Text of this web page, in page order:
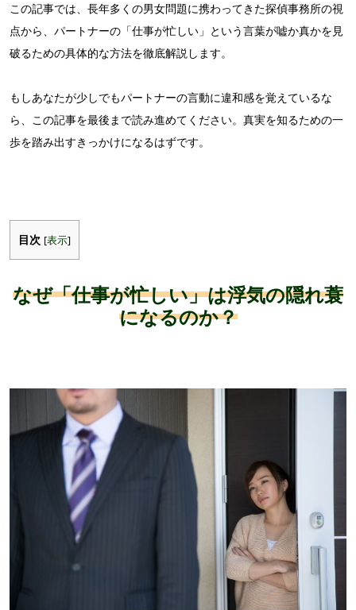
この記事では、長年多くの男女問題に携わってきた探偵事務所の視
点から、パートナーの「仕事が忙しい」という言葉が嘘か真かを見
破るための具体的な方法を徹底解説します。
もしあなたが少しでもパートナーの言動に違和感を覚えているな
ら、この記事を最後まで読み進めてください。真実を知るための一
歩を踏み出すきっかけになるはずです。
目次 [表示]
なぜ「仕事が忙しい」は浮気の隠れ蓑
になるのか？